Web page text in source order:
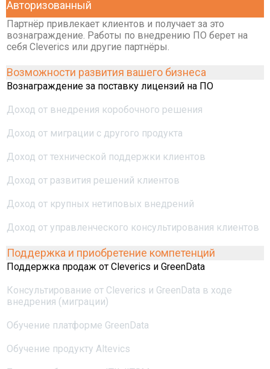
Авторизованный
Партнёр привлекает клиентов и получает за это
вознаграждение. Работы по внедрению ПО берет на
себя Cleverics или другие партнёры.
Возможности развития вашего бизнеса
Вознаграждение за поставку лицензий на ПО
Доход от внедрения коробочного решения
Доход от миграции с другого продукта
Доход от технической поддержки клиентов
Доход от развития решений клиентов
Доход от крупных нетиповых внедрений
Доход от управленческого консультирования клиентов
Поддержка и приобретение компетенций
Поддержка продаж от Cleverics и GreenData
Консультирование от Cleverics и GreenData в ходе
внедрения (миграции)
Обучение платформе GreenData
Обучение продукту Altevics